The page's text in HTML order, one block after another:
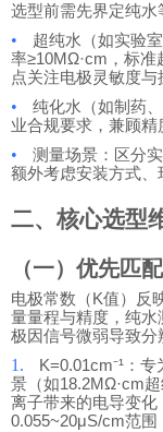
选型前需先界定纯水
•
超纯水（如实验
率≥10MΩ·cm，标准
点关注电极灵敏度与
•
纯化水（如制药
业合规要求，兼顾精
•
测量场景：区分
额外考虑安装方式、
二、核心选型
（一）优先匹
电极常数（K值）反
量量程与精度，纯
极因信号微弱导致分
1.
K=0.01cm⁻¹：
景（如18.2MΩ·cm
离子带来的电导变
0.055~20μS/cm范围